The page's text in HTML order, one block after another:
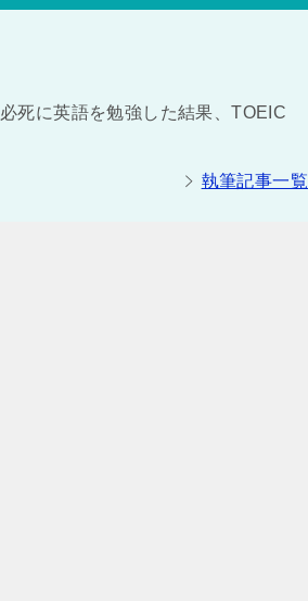
死に英語を勉強した結果、TOEIC
執筆記事一覧